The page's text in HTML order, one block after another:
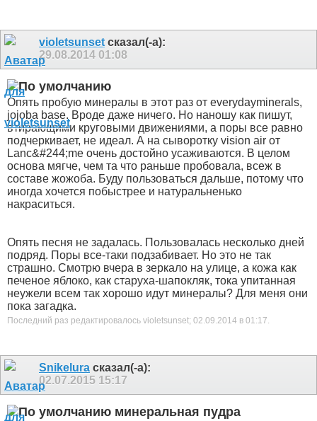
violetsunset сказал(-а):
29.08.2014 01:08
Опять пробую минералы в этот раз от everydayminerals,
jojoba base. Вроде даже ничего. Но наношу как пишут,
втирающими круговыми движениями, а поры все равно
подчеркивает, не идеал. А на сыворотку vision air от
Lanc&#244;me очень достойно усаживаются. В целом
основа мягче, чем та что раньше пробовала, всеж в
составе жожоба. Буду пользоваться дальше, потому что
иногда хочется побыстрее и натуральненько
накраситься.
Опять песня не задалась. Пользовалась несколько дней
подряд. Поры все-таки подзабивает. Но это не так
страшно. Смотрю вчера в зеркало на улице, а кожа как
печеное яблоко, как старуха-шапокляк, тока упитанная
неужели всем так хорошо идут минералы? Для меня они
пока загадка.
Последний раз редактировалось violetsunset; 02.09.2014 в 01:17
Snikelura сказал(-а):
02.07.2015 15:17
минеральная пудра